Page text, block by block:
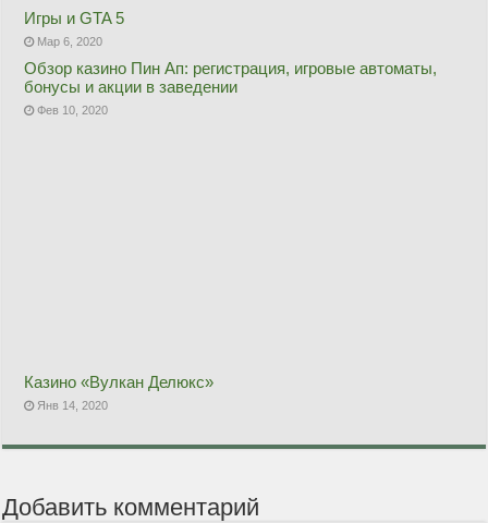
Игры и GTA 5
Мар 6, 2020
Обзор казино Пин Ап: регистрация, игровые автоматы,
бонусы и акции в заведении
Фев 10, 2020
Казино «Вулкан Делюкс»
Янв 14, 2020
Добавить комментарий